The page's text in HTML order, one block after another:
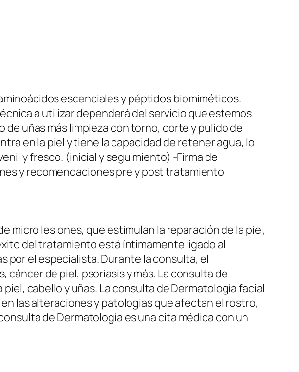
escenciales y péptidos biomiméticos.
a utilizar dependerá del servicio que estemos
uñas más limpieza con torno, corte y pulido de
en la piel y tiene la capacidad de retener agua, lo
y fresco. (inicial y seguimiento) -Firma de
y recomendaciones pre y post tratamiento
micro lesiones, que estimulan la reparación de la piel,
del tratamiento está íntimamente ligado al
por el especialista. Durante la consulta, el
de piel, psoriasis y más. La consulta de
cabello y uñas. La consulta de Dermatología facial
las alteraciones y patologias que afectan el rostro,
de Dermatología es una cita médica con un